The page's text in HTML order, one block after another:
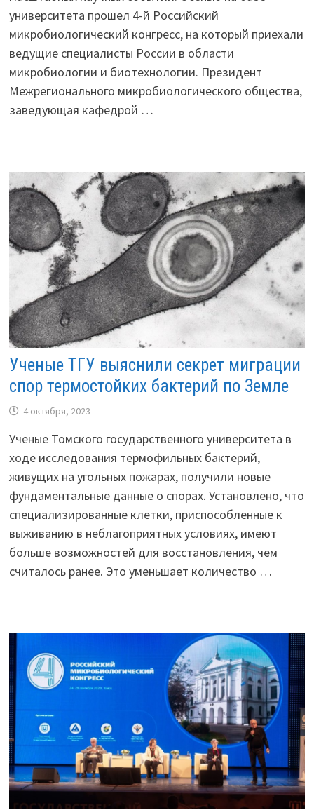
университета прошел 4-й Российский
микробиологический конгресс, на который приехали
ведущие специалисты России в области
микробиологии и биотехнологии. Президент
Межрегионального микробиологического общества,
заведующая кафедрой …
Ученые ТГУ выяснили секрет миграции
спор термостойких бактерий по Земле
4 октября, 2023
Ученые Томского государственного университета в
ходе исследования термофильных бактерий,
живущих на угольных пожарах, получили новые
фундаментальные данные о спорах. Установлено, что
специализированные клетки, приспособленные к
выживанию в неблагоприятных условиях, имеют
больше возможностей для восстановления, чем
считалось ранее. Это уменьшает количество …